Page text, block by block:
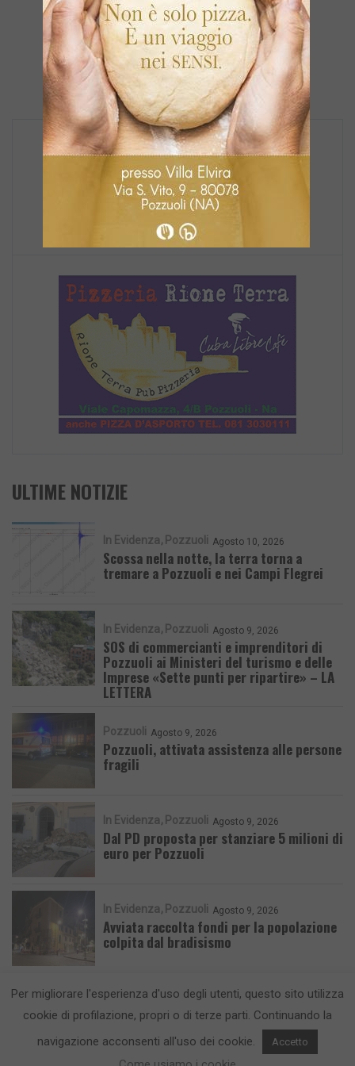
ULTIME NOTIZIE
In Evidenza Pozzuoli Agosto 10, 2026
Scossa nella notte, la terra torna a
tremare a Pozzuoli e nei Campi Flegrei
In Evidenza Pozzuoli Agosto 9, 2026
SOS di commercianti e imprenditori di
Pozzuoli ai Ministeri del turismo e delle
Imprese «Sette punti per ripartire» – LA
LETTERA
Pozzuoli Agosto 9, 2026
Pozzuoli, attivata assistenza alle persone
fragili
In Evidenza Pozzuoli Agosto 9, 2026
Dal PD proposta per stanziare 5 milioni di
euro per Pozzuoli
In Evidenza Pozzuoli Agosto 9, 2026
Avviata raccolta fondi per la popolazione
colpita dal bradisismo
CronacaFlegrea testata giornalistica - aut. Tribunale di Napoli n. 34 del
23/05/2012.Info e Contatti
Per migliorare l'esperienza d'uso degli utenti, questo sito utilizza
cookie di profilazione, propri o di terze parti. Continuando la
navigazione acconsenti all'uso dei cookie.
Accetto